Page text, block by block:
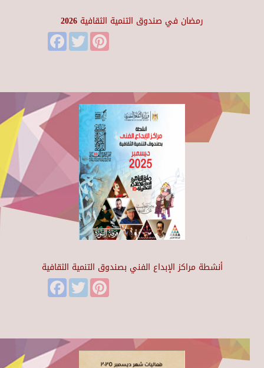
رمضان في صندوق التنمية الثقافية 2026
FacebookTwitter
أنشطة مراكز الإبداع الفني بصندوق التنمية الثقافية
FacebookTwitter